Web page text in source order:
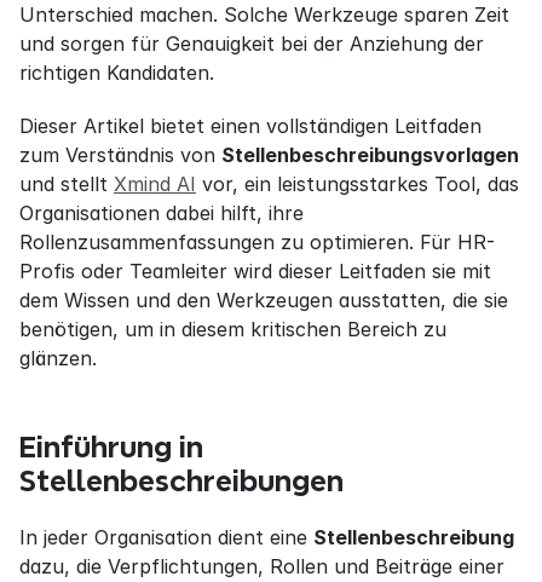
Unterschied machen. Solche Werkzeuge sparen Zeit
und sorgen für Genauigkeit bei der Anziehung der
richtigen Kandidaten.
Dieser Artikel bietet einen vollständigen Leitfaden
zum Verständnis von Stellenbeschreibungsvorlagen
und stellt Xmind AI vor, ein leistungsstarkes Tool, das
Organisationen dabei hilft, ihre
Rollenzusammenfassungen zu optimieren. Für HR-
Profis oder Teamleiter wird dieser Leitfaden sie mit
dem Wissen und den Werkzeugen ausstatten, die sie
benötigen, um in diesem kritischen Bereich zu
glänzen.
Einführung in
Stellenbeschreibungen
In jeder Organisation dient eine Stellenbeschreibung
dazu, die Verpflichtungen, Rollen und Beiträge einer